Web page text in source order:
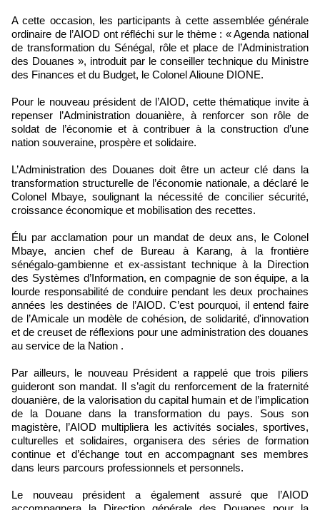
A cette occasion, les participants à cette assemblée générale
ordinaire de l’AIOD ont réfléchi sur le thème : « Agenda national
de transformation du Sénégal, rôle et place de l’Administration
des Douanes », introduit par le conseiller technique du Ministre
des Finances et du Budget, le Colonel Alioune DIONE.
Pour le nouveau président de l’AIOD, cette thématique invite à
repenser l’Administration douanière, à renforcer son rôle de
soldat de l’économie et à contribuer à la construction d’une
nation souveraine, prospère et solidaire.
L’Administration des Douanes doit être un acteur clé dans la
transformation structurelle de l’économie nationale, a déclaré le
Colonel Mbaye, soulignant la nécessité de concilier sécurité,
croissance économique et mobilisation des recettes.
Élu par acclamation pour un mandat de deux ans, le Colonel
Mbaye, ancien chef de Bureau à Karang, à la frontière
sénégalo-gambienne et ex-assistant technique à la Direction
des Systèmes d’Information, en compagnie de son équipe, a la
lourde responsabilité de conduire pendant les deux prochaines
années les destinées de l’AIOD. C’est pourquoi, il entend faire
de l’Amicale un modèle de cohésion, de solidarité, d'innovation
et de creuset de réflexions pour une administration des douanes
au service de la Nation .
Par ailleurs, le nouveau Président a rappelé que trois piliers
guideront son mandat. Il s’agit du renforcement de la fraternité
douanière, de la valorisation du capital humain et de l’implication
de la Douane dans la transformation du pays. Sous son
magistère, l’AIOD multipliera les activités sociales, sportives,
culturelles et solidaires, organisera des séries de formation
continue et d’échange tout en accompagnant ses membres
dans leurs parcours professionnels et personnels.
Le nouveau président a également assuré que l’AIOD